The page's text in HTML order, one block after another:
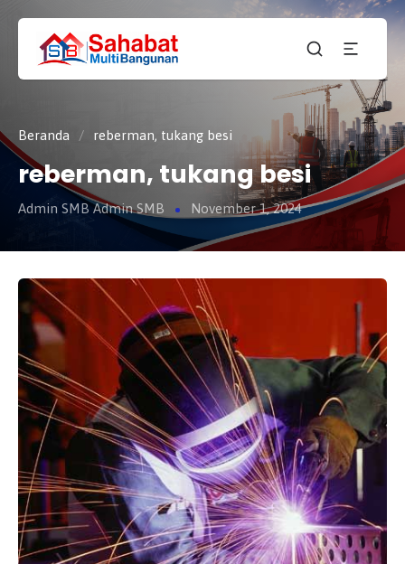
CV.
SAHABAT
MULTI
BANGUNAN
Sahabat
Pembangunan Anda
Beranda / reberman, tukang besi
reberman, tukang besi
Admin SMB Admin SMB November 1, 2024